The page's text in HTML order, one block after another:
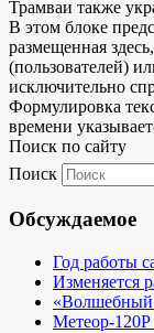
Трамваи также
В этом блоке
размещенная
(пользователей)
исключительно
Формулировка
времени
Поиск по сайту
Поиск
Обсуждаемое
Год работы
Изменяется
«Волшебный
Метеор-